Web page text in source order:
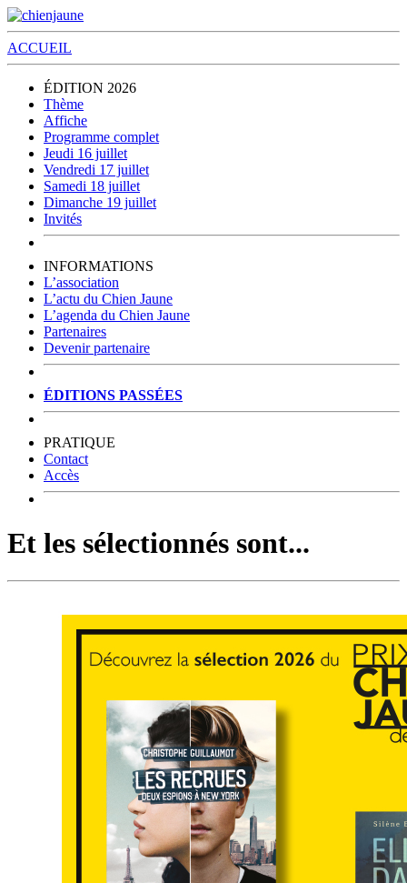
ACCUEIL
ÉDITION 2026
Thème
Affiche
Programme complet
Jeudi 16 juillet
Vendredi 17 juillet
Samedi 18 juillet
Dimanche 19 juillet
Invités
INFORMATIONS
L’association
L’actu du Chien Jaune
L’agenda du Chien Jaune
Partenaires
Devenir partenaire
ÉDITIONS PASSÉES
PRATIQUE
Contact
Accès
Et les sélectionnés sont...